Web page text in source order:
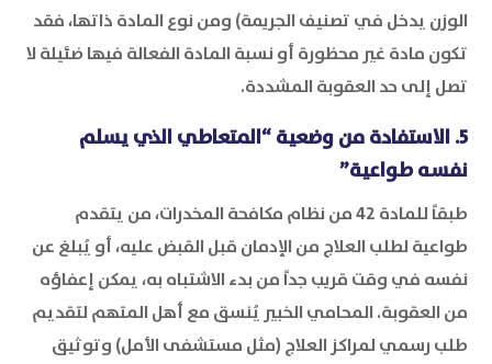
الوزن يدخل في تصنيف الجريمة) ومن نوع المادة ذاتها، فقد
تكون مادة غير محظورة أو نسبة المادة الفعالة فيها ضئيلة لا
تصل إلى حد العقوبة المشددة.
5. الاستفادة من وضعية “المتعاطي الذي يسلم
نفسه طواعية”
طبقاً للمادة 42 من نظام مكافحة المخدرات، من يتقدم
طواعية لطلب العلاج من الإدمان قبل القبض عليه، أو يُبلغ عن
نفسه في وقت قريب جداً من بدء الاشتباه به، يمكن إعفاؤه
من العقوبة. المحامي الخبير يُنسق مع أهل المتهم لتقديم
طلب رسمي لمراكز العلاج (مثل مستشفى الأمل) وتوثيق